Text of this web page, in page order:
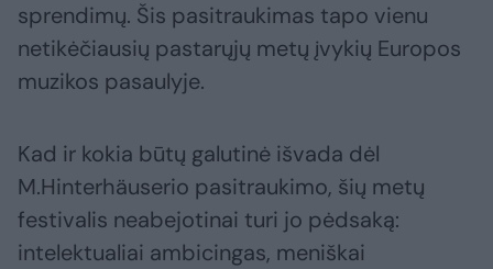
sprendimų. Šis pasitraukimas tapo vienu
netikėčiausių pastarųjų metų įvykių Europos
muzikos pasaulyje.
Kad ir kokia būtų galutinė išvada dėl
M.Hinterhäuserio pasitraukimo, šių metų
festivalis neabejotinai turi jo pėdsaką:
intelektualiai ambicingas, meniškai